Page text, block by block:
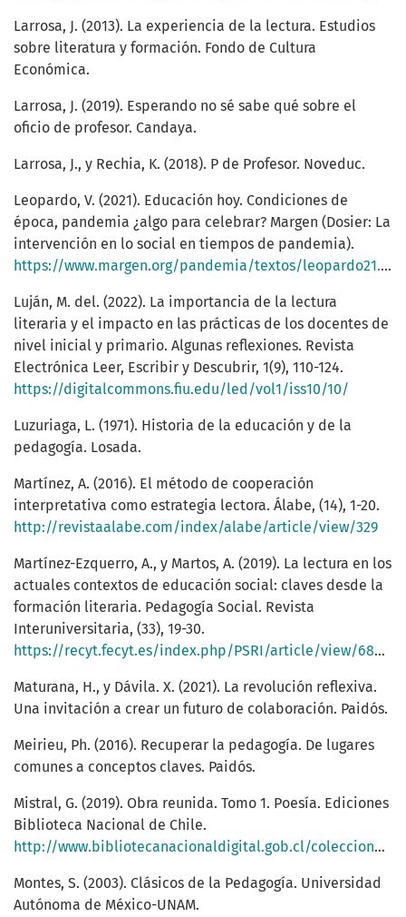
Larrosa, J. (2013). La experiencia de la lectura. Estudios
sobre literatura y formación. Fondo de Cultura
Económica.
Larrosa, J. (2019). Esperando no sé sabe qué sobre el
oficio de profesor. Candaya.
Larrosa, J., y Rechia, K. (2018). P de Profesor. Noveduc.
Leopardo, V. (2021). Educación hoy. Condiciones de
época, pandemia ¿algo para celebrar? Margen (Dosier: La
intervención en lo social en tiempos de pandemia).
https://www.margen.org/pandemia/textos/leopardo21.pdf
Luján, M. del. (2022). La importancia de la lectura
literaria y el impacto en las prácticas de los docentes de
nivel inicial y primario. Algunas reflexiones. Revista
Electrónica Leer, Escribir y Descubrir, 1(9), 110-124.
https://digitalcommons.fiu.edu/led/vol1/iss10/10/
Luzuriaga, L. (1971). Historia de la educación y de la
pedagogía. Losada.
Martínez, A. (2016). El método de cooperación
interpretativa como estrategia lectora. Álabe, (14), 1-20.
http://revistaalabe.com/index/alabe/article/view/329
Martínez-Ezquerro, A., y Martos, A. (2019). La lectura en los
actuales contextos de educación social: claves desde la
formación literaria. Pedagogía Social. Revista
Interuniversitaria, (33), 19-30.
https://recyt.fecyt.es/index.php/PSRI/article/view/68664
Maturana, H., y Dávila. X. (2021). La revolución reflexiva.
Una invitación a crear un futuro de colaboración. Paidós.
Meirieu, Ph. (2016). Recuperar la pedagogía. De lugares
comunes a conceptos claves. Paidós.
Mistral, G. (2019). Obra reunida. Tomo 1. Poesía. Ediciones
Biblioteca Nacional de Chile.
http://www.bibliotecanacionaldigital.gob.cl/colecciones/BND/00/CH/CH0000129_0001.pdf
Montes, S. (2003). Clásicos de la Pedagogía. Universidad
Autónoma de México-UNAM.